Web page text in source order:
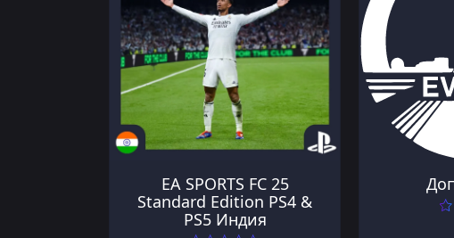
EA SPORTS FC 25
Standard Edition PS4 &
PS5 Индия